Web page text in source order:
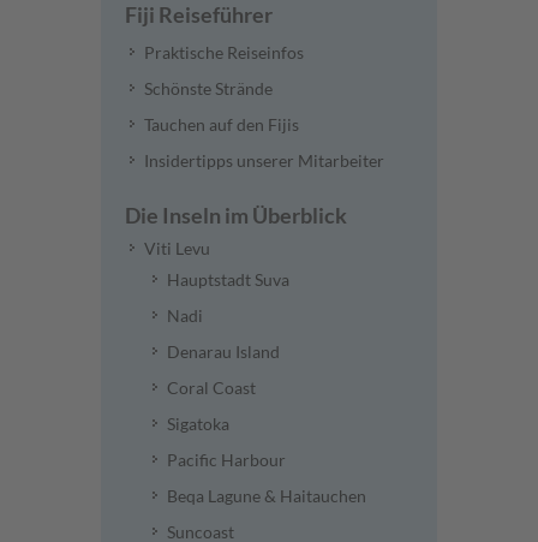
Fiji Reiseführer
Praktische Reiseinfos
Schönste Strände
Tauchen auf den Fijis
Insidertipps unserer Mitarbeiter
Die Inseln im Überblick
Viti Levu
Hauptstadt Suva
Nadi
Denarau Island
Coral Coast
Sigatoka
Pacific Harbour
Beqa Lagune & Haitauchen
Suncoast